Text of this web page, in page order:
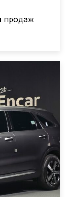
продаж